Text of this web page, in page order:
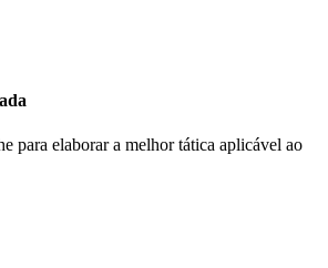
para elaborar a melhor tática aplicável ao